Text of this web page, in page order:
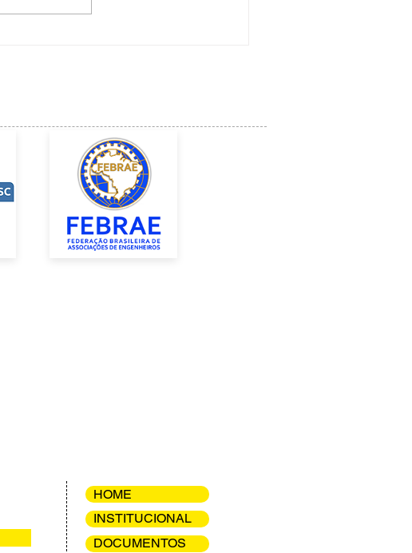
HOME
INSTITUCIONAL
DOCUMENTOS